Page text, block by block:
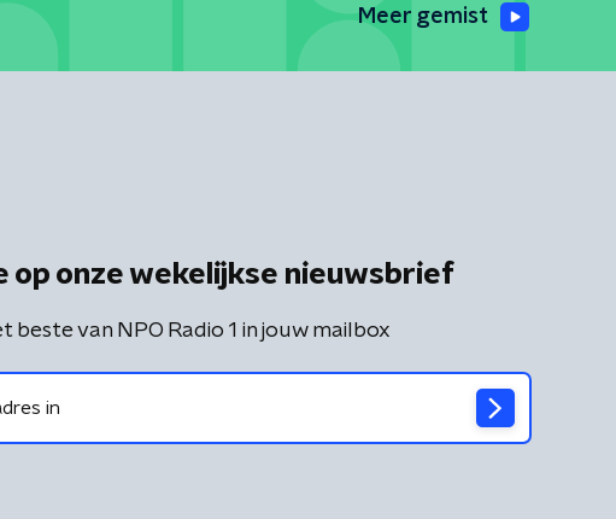
Meer gemist
op onze wekelijkse nieuwsbrief
beste van NPO Radio 1 in jouw mailbox